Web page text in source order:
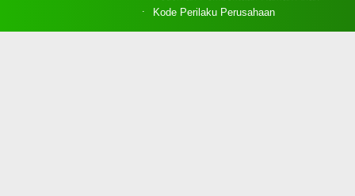
Kode Perilaku Perusahaan